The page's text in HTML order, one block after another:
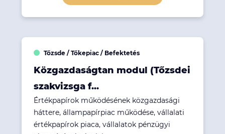
Tőzsde / Tőkepiac / Befektetés
Közgazdaságtan modul (Tőzsdei
szakvizsga f...
Értékpapírok működésének közgazdasági
háttere, állampapírpiac működése, vállalati
értékpapírok piaca, vállalatok pénzügyi